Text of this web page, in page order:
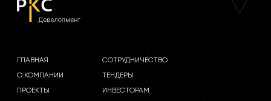
ГЛАВНАЯ
О КОМПАНИИ
ПРОЕКТЫ
СОТРУДНИЧЕСТВО
ТЕНДЕРЫ
ИНВЕСТОРАМ